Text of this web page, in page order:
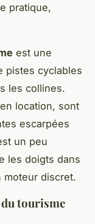
pratique,
est une
pistes cyclables
les collines.
location, sont
escarpées
un peu
les doigts dans
moteur discret.
tourisme